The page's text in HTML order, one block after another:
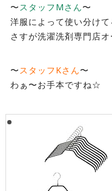
〜スタッフMさん〜
洋服によって使い分けて
さすが洗濯洗剤専門店
〜スタッフKさん〜
わぁ〜お手本ですね☆